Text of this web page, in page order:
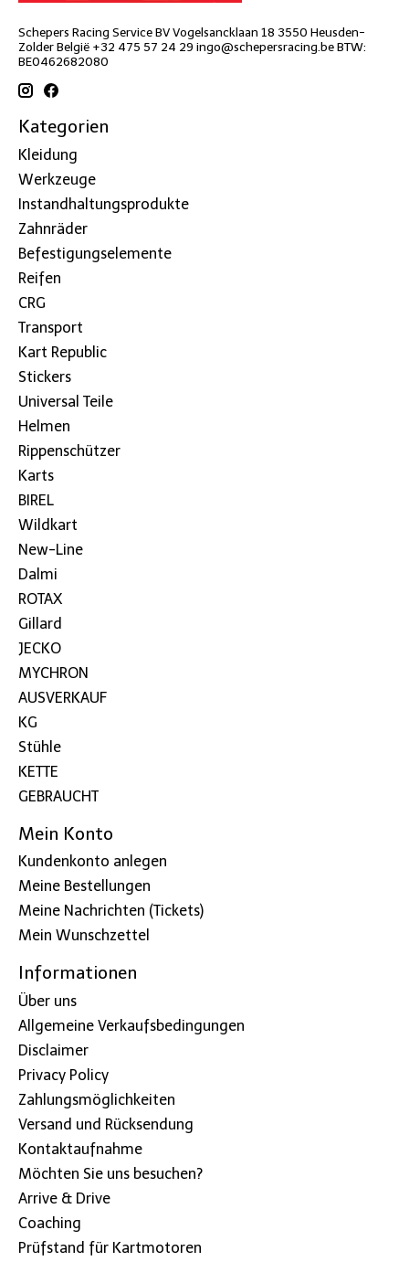
Schepers Racing Service BV Vogelsancklaan 18 3550 Heusden-
Zolder België +32 475 57 24 29 ingo@schepersracing.beBTW:
BE0462682080
Kategorien
Kleidung
Werkzeuge
Instandhaltungsprodukte
Zahnräder
Befestigungselemente
Reifen
CRG
Transport
Kart Republic
Stickers
Universal Teile
Helmen
Rippenschützer
Karts
BIREL
Wildkart
New-Line
Dalmi
ROTAX
Gillard
JECKO
MYCHRON
AUSVERKAUF
KG
Stühle
KETTE
GEBRAUCHT
Mein Konto
Kundenkonto anlegen
Meine Bestellungen
Meine Nachrichten (Tickets)
Mein Wunschzettel
Informationen
Über uns
Allgemeine Verkaufsbedingungen
Disclaimer
Privacy Policy
Zahlungsmöglichkeiten
Versand und Rücksendung
Kontaktaufnahme
Möchten Sie uns besuchen?
Arrive & Drive
Coaching
Prüfstand für Kartmotoren